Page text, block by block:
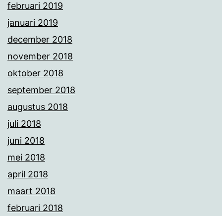
februari 2019
januari 2019
december 2018
november 2018
oktober 2018
september 2018
augustus 2018
juli 2018
juni 2018
mei 2018
april 2018
maart 2018
februari 2018